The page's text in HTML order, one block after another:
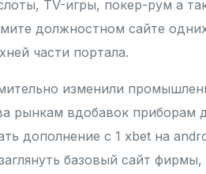
TV-игры, покер-рум а
должностном сайте
части портала.
изменили
рынкам вдобавок приборам
дополнение с 1 xbet на
базовый сайт